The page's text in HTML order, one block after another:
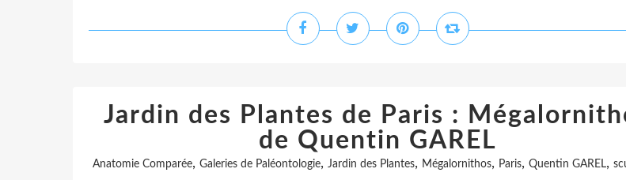
Jardin des Plantes de Paris :
de Quentin GAREL
Anatomie Comparée, Galeries de Paléontologie, Jardin des Plantes, Mégalornithos, Paris, Quentin GAREL,